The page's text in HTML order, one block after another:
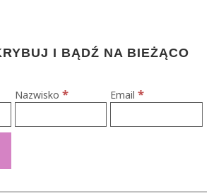
I BĄDŹ NA BIEŻĄCO
Nazwisko * Email*